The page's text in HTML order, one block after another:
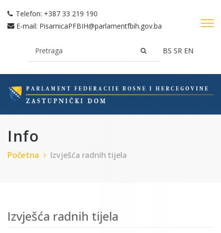
Telefon: +387 33 219 190
E-mail: PisarnicaPFBIH@parlamentfbih.gov.ba
BS SR EN
Info
Početna Izvješća radnih tijela
Izvješća radnih tijela